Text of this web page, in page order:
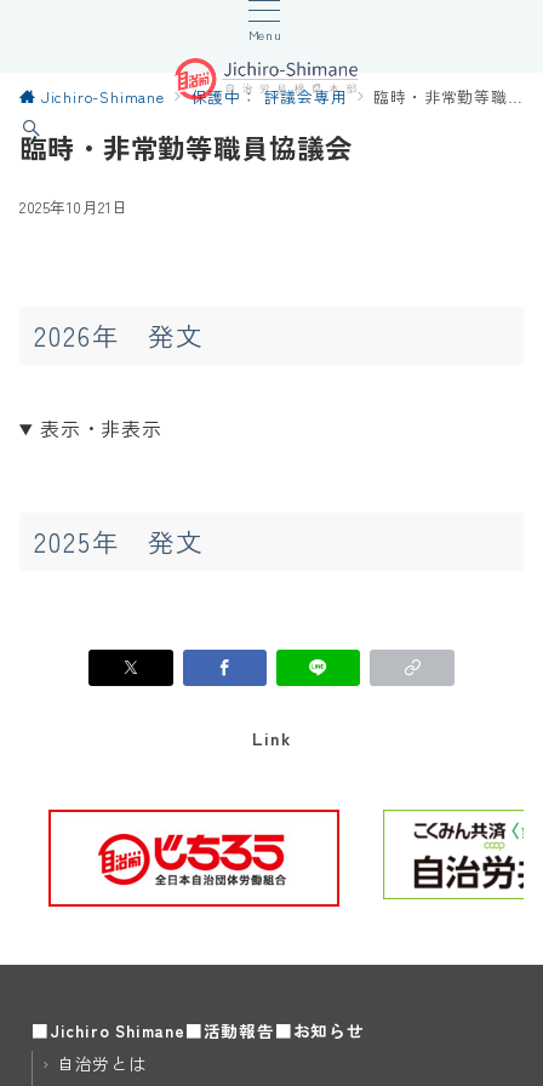
Menu
Jichiro-Shimane 保護中： 評議会専用 臨時・非常勤等職員協議会
臨時・非常勤等職員協議会
2025年10月21日
2026年 発文
表示・非表示
2025年 発文
Link
■Jichiro Shimane
自治労とは
■活動報告■お知らせ